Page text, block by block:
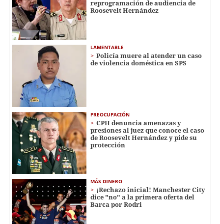
reprogramación de audiencia de
Roosevelt Hernández
LAMENTABLE
Policía muere al atender un caso
de violencia doméstica en SPS
PREOCUPACIÓN
CPH denuncia amenazas y
presiones al juez que conoce el caso
de Roosevelt Hernández y pide su
protección
MÁS DINERO
¡Rechazo inicial! Manchester City
dice "no" a la primera oferta del
Barca por Rodri